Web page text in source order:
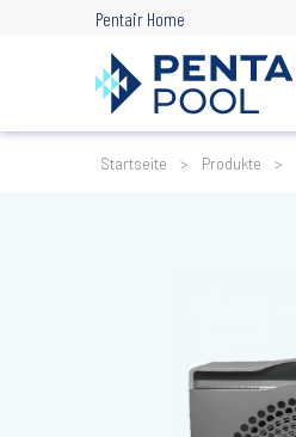
Pentair Home
Pfadnavigation
Startseite Produkte